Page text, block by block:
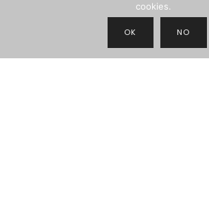
cookies.
OK NO